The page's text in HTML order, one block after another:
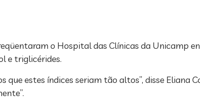
o Hospital das Clínicas da Unicamp
e triglicérides.
estes índices seriam tão altos”, disse Eliana